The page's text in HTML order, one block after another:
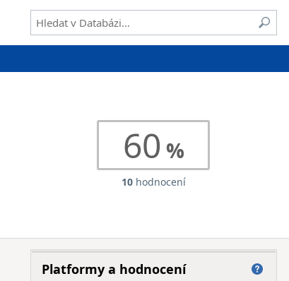
60
10hodnocení
Platformy a hodnocení